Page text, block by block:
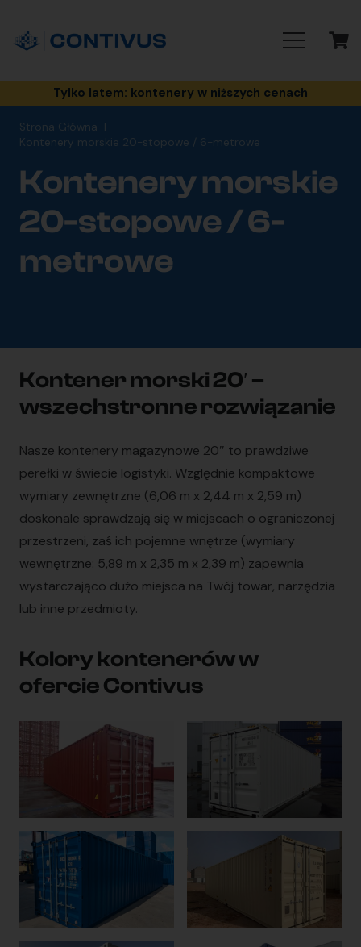
Tylko latem: kontenery w niższych cenach
Strona Główna |
Kontenery morskie 20-stopowe / 6-metrowe
Kontenery morskie
20-stopowe / 6-
metrowe
Kontener morski 20′ –
wszechstronne rozwiązanie
Nasze kontenery magazynowe 20″ to prawdziwe
perełki w świecie logistyki. Względnie kompaktowe
wymiary zewnętrzne (6,06 m x 2,44 m x 2,59 m)
doskonale sprawdzają się w miejscach o ograniczonej
przestrzeni, zaś ich pojemne wnętrze (wymiary
wewnętrzne: 5,89 m x 2,35 m x 2,39 m) zapewnia
wystarczająco dużo miejsca na Twój towar, narzędzia
lub inne przedmioty.
Kolory kontenerów w
ofercie Contivus